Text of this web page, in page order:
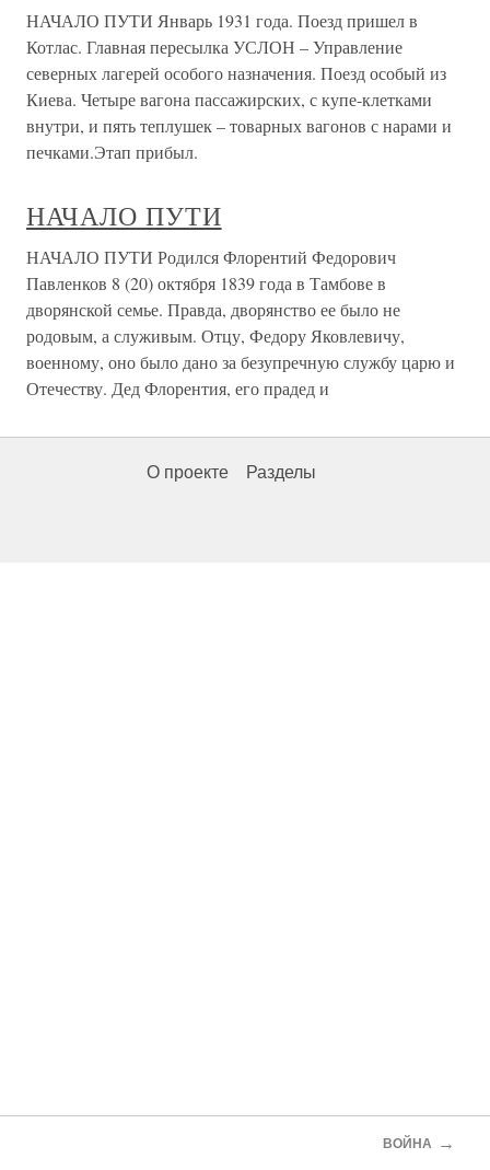
НАЧАЛО ПУТИ Январь 1931 года. Поезд пришел в
Котлас. Главная пересылка УСЛОН – Управление
северных лагерей особого назначения. Поезд особый из
Киева. Четыре вагона пассажирских, с купе-клетками
внутри, и пять теплушек – товарных вагонов с нарами и
печками.Этап прибыл.
НАЧАЛО ПУТИ
НАЧАЛО ПУТИ Родился Флорентий Федорович
Павленков 8 (20) октября 1839 года в Тамбове в
дворянской семье. Правда, дворянство ее было не
родовым, а служивым. Отцу, Федору Яковлевичу,
военному, оно было дано за безупречную службу царю и
Отечеству. Дед Флорентия, его прадед и
О проекте Разделы
ВОЙНА →